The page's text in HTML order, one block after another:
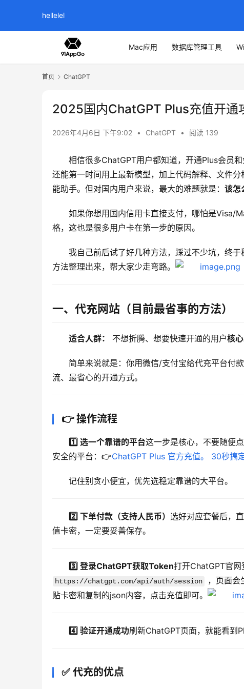
Mac应用 数据库管理工具
首页 ChatGPT
2025国内ChatGPT Plus充值开通
2026年4月6日 下午9:02 • ChatGPT • 阅读 139
相信很多ChatGPT用户都知道，开通Plus会员
还能第一时间用上最新模型，加上代码解释、文件
能助手。但对国内用户来说，最大的难题就是： 该怎
如果你想用国内信用卡直接支付，哪怕是Visa/
格，这也是很多用户卡在第一步的原因。
我自己前后试了好几种方法，踩过不少坑，终
方法整理出来，帮大家少走弯路。
一、代充网站（目前最省事的方法）
适合人群： 不想折腾、想要快速开通的用户核心
简单来说就是：你用微信/支付宝给代充平台付
流、最省心的开通方式。
👉 操作流程
1️⃣ 选一个靠谱的平台这一步是核心，不要随便
安全的平台：👉ChatGPT Plus 官方充值。 30秒搞
记住别贪小便宜，优先选稳定靠谱的大平台。
2️⃣ 下单付款（支持人民币） 选好对应套餐后，
值卡密，一定要妥善保存。
3️⃣ 登录ChatGPT获取Token
https://chatgpt.com/api/auth/session
，页面会
贴卡密和复制的json内容，点击充值即可。
4️⃣ 验证开通成功刷新ChatGPT页面，就能看到
✅ 代充的优点
hellelel